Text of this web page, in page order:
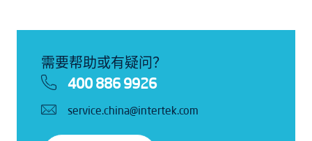
需要帮助或有疑问？
400 886 9926
service.china@intertek.com